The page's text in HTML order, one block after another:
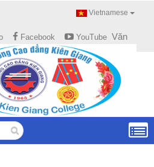
Vietnamese
Facebook YouTube Văn